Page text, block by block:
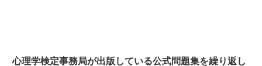
心理学検定事務局が出版している公式問題集を繰り返し